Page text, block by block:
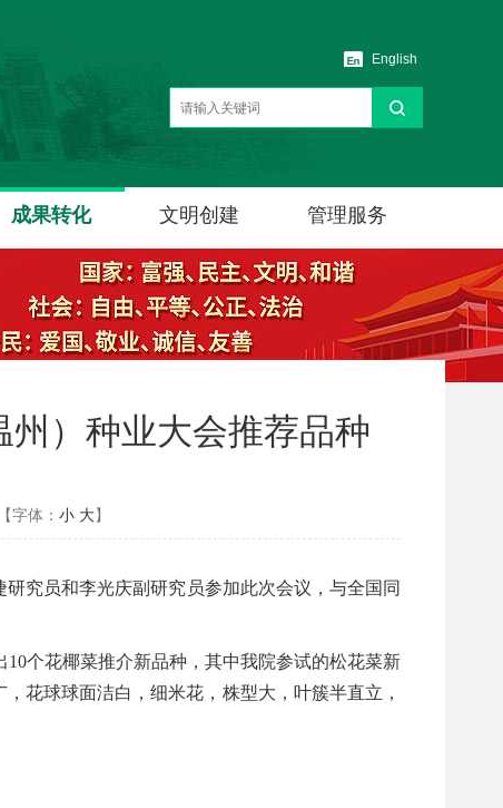
English
成果转化 文明创建 管理服务
州）种业大会推荐品种
【字体： 小 大】
究员和李光庆副研究员参加此次会议，与全国同
10个花椰菜推介新品种，其中我院参试的松花菜新
花球球面洁白，细米花，株型大，叶簇半直立，